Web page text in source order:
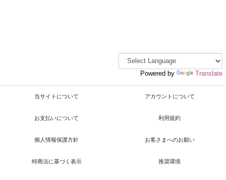
Powered by Translate
当サイトについて アカウントについて
お支払いについて 利用規約
個人情報保護方針 お客さまへのお願い
特商法に基づく表示 推奨環境